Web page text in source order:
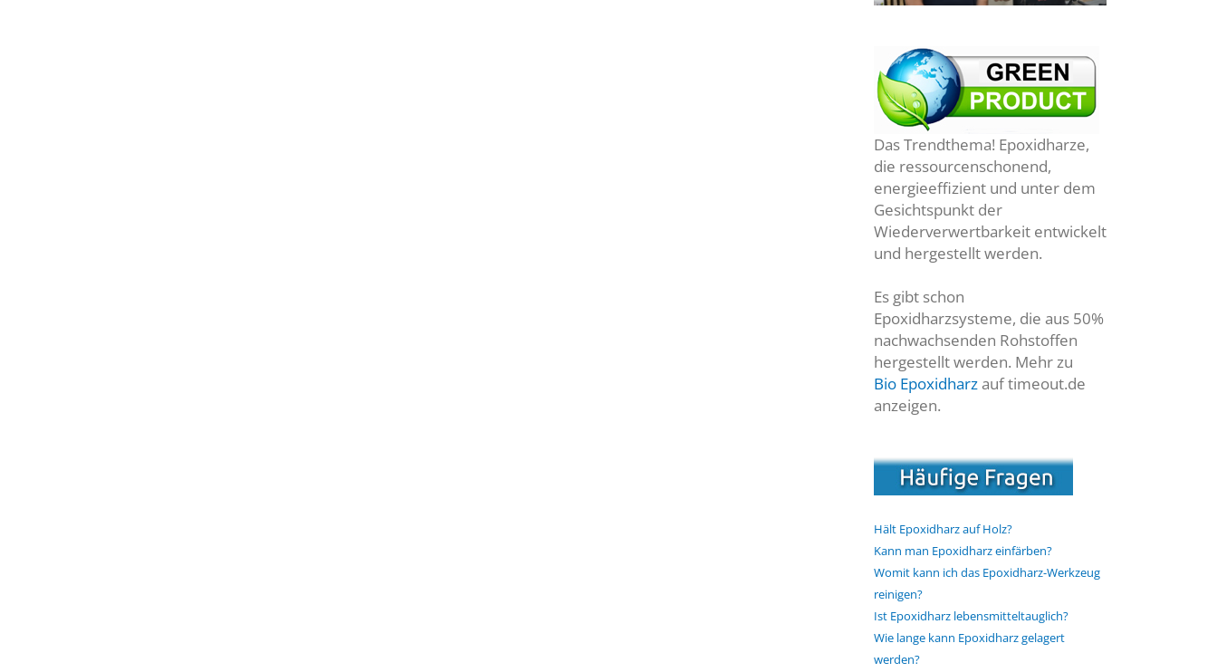
Das Trendthema! Epoxidharze,
die ressourcenschonend,
energieeffizient und unter dem
Gesichtspunkt der
Wiederverwertbarkeit entwickelt
und hergestellt werden.
Es gibt schon
Epoxidharzsysteme, die aus 50%
nachwachsenden Rohstoffen
hergestellt werden. Mehr zu
Bio Epoxidharzauf timeout.de
anzeigen.
Hält Epoxidharz auf Holz?
Kann man Epoxidharz einfärben?
Womit kann ich das Epoxidharz-Werkzeug
reinigen?
Ist Epoxidharz lebensmitteltauglich?
Wie lange kann Epoxidharz gelagert
werden?